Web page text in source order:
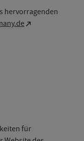
hervorragenden
für